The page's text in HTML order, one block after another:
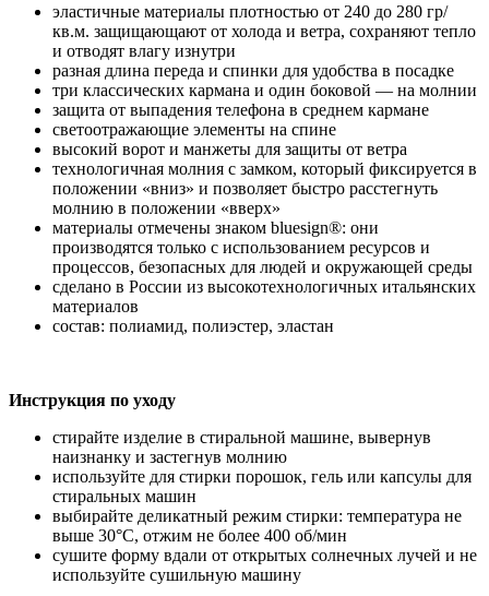
эластичные материалы плотностью от 240 до 280 гр/
кв.м. защищающают от холода и ветра, сохраняют тепло
и отводят влагу изнутри
разная длина переда и спинки для удобства в посадке
три классических кармана и один боковой — на молнии
защита от выпадения телефона в среднем кармане
светоотражающие элементы на спине
высокий ворот и манжеты для защиты от ветра
технологичная молния с замком, который фиксируется в
положении «вниз» и позволяет быстро расстегнуть
молнию в положении «вверх»
материалы отмечены знаком bluesign®: они
производятся только с использованием ресурсов и
процессов, безопасных для людей и окружающей среды
сделано в России из высокотехнологичных итальянских
материалов
состав: полиамид, полиэстер, эластан
Инструкция по уходу
стирайте изделие в стиральной машине, вывернув
наизнанку и застегнув молнию
используйте для стирки порошок, гель или капсулы для
стиральных машин
выбирайте деликатный режим стирки: температура не
выше 30°С, отжим не более 400 об/мин
сушите форму вдали от открытых солнечных лучей и не
используйте сушильную машину